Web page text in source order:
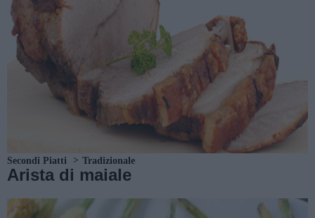
Secondi Piatti Tradizionale
Arista di maiale